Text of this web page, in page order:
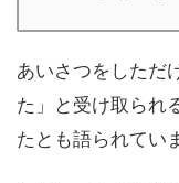
あいさつをしただ
た」と受け取られ
たとも語られてい